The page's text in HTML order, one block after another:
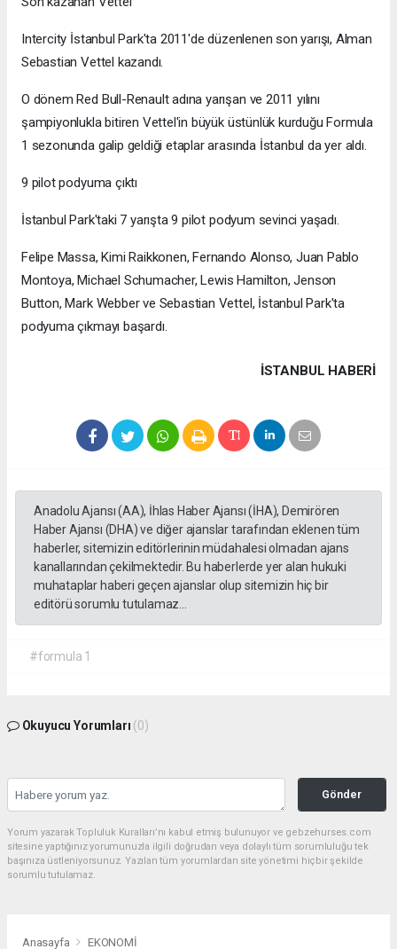
Intercity İstanbul Park'ta 2011'de düzenlenen son yarışı, Alman
Sebastian Vettel kazandı.
O dönem Red Bull-Renault adına yarışan ve 2011 yılını
şampiyonlukla bitiren Vettel'in büyük üstünlük kurduğu Formula
1 sezonunda galip geldiği etaplar arasında İstanbul da yer aldı.
9 pilot podyuma çıktı
İstanbul Park'taki 7 yarışta 9 pilot podyum sevinci yaşadı.
Felipe Massa, Kimi Raikkonen, Fernando Alonso, Juan Pablo
Montoya, Michael Schumacher, Lewis Hamilton, Jenson
Button, Mark Webber ve Sebastian Vettel, İstanbul Park'ta
podyuma çıkmayı başardı.
İSTANBUL HABERİ
Anadolu Ajansı (AA), İhlas Haber Ajansı (İHA), Demirören
Haber Ajansı (DHA) ve diğer ajanslar tarafından eklenen tüm
haberler, sitemizin editörlerinin müdahalesi olmadan ajans
kanallarından çekilmektedir. Bu haberlerde yer alan hukuki
muhataplar haberi geçen ajanslar olup sitemizin hiç bir
editörü sorumlu tutulamaz...
#formula 1
Okuyucu Yorumları (0)
Gönder
Yorum yazarak Topluluk Kuralları’nı kabul etmiş bulunuyor ve gebzehurses.com
sitesine yaptığınız yorumunuzla ilgili doğrudan veya dolaylı tüm sorumluluğu tek
başınıza üstleniyorsunuz. Yazılan tüm yorumlardan site yönetimi hiçbir şekilde
sorumlu tutulamaz.
Anasayfa EKONOMİ